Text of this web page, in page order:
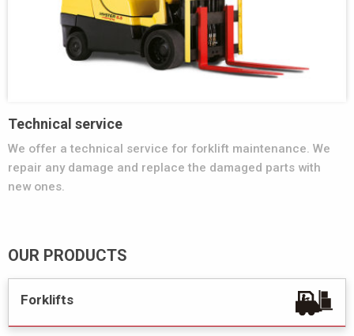
Technical service
We offer a technical service for forklift maintenance. We
repair any damage and replace the damaged parts with
new ones.
OUR PRODUCTS
Forklifts